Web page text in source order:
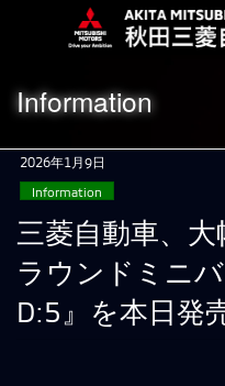
移
ン
Information
2026年1月9日
Information
三菱自動車、
ラウンドミニ
D:5』を本日発